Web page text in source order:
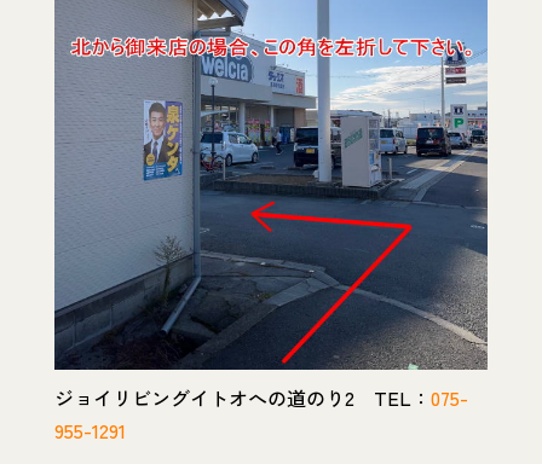
ジョイリビングイトオへの道のり2 TEL： 075-
955-1291